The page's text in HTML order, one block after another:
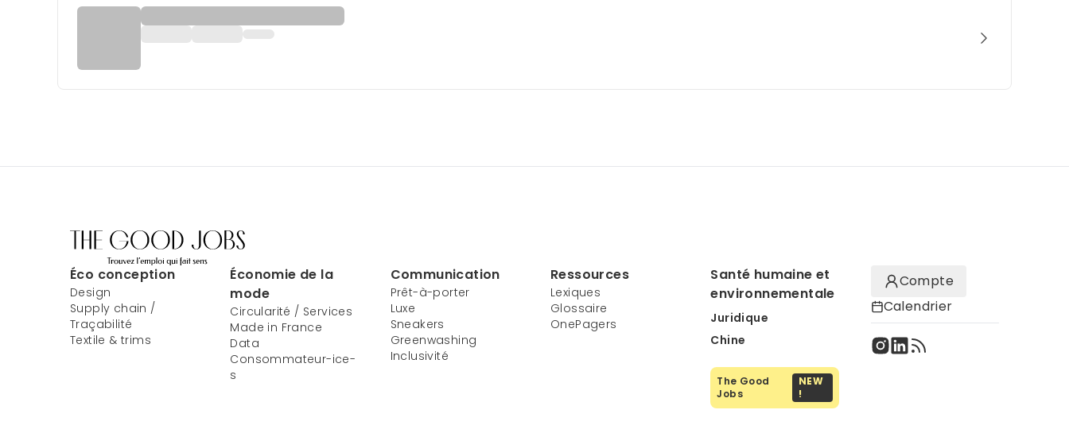
Éco conception
Design
Supply chain /
Traçabilité
Textile & trims
Économie de la
mode
Circularité / Services
Made in France
Data
Consommateur-ice-
s
Communication
Prêt-à-porter
Luxe
Sneakers
Greenwashing
Inclusivité
Ressources
Lexiques
Glossaire
OnePagers
Santé humaine et
environnementale
Juridique
Chine
The Good
Jobs
NEW
!
Compte
Calendrier